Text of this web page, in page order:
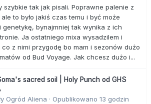
szybkie tak jak pisali. Poprawne palenie z
ale to było jakiś czas temu i być może
genetykę, bynajmniej tak wynika z ich
Ja ostatniego mixa wysadzilem i
z nimi przygodę bo mam i sezonów dużo
od Bud Voyage. Jak chcesz dużo i...
sacred soil | Holy Punch od GHS
Ogród Aliena · Opublikowano 13 godzin